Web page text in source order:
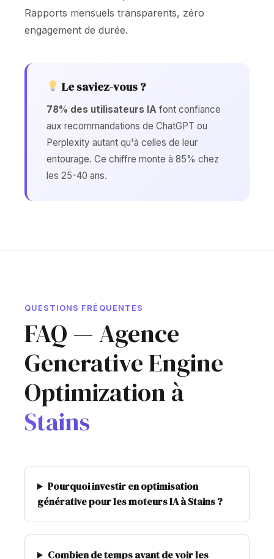
Rapports mensuels transparents, zéro
engagement de durée.
Le saviez-vous ?
78% des utilisateurs IA font confiance
aux recommandations de ChatGPT ou
Perplexity autant qu'à celles de leur
entourage. Ce chiffre monte à 85% chez
les 25-40 ans.
QUESTIONS FRÉQUENTES
FAQ — Agence
Generative Engine
Optimization à
Stains
Pourquoi investir en optimisation
générative pour les moteurs IA à Stains ?
Combien de temps avant de voir les